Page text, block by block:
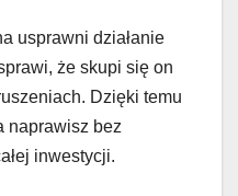
usprawni działanie
że skupi się on
Dzięki temu
naprawisz bez
inwestycji.